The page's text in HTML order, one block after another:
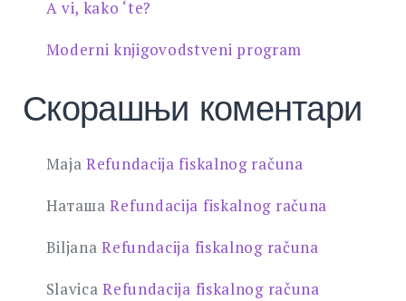
A vi, kako ‘te?
Moderni knjigovodstveni program
Скорашњи коментари
Maja Refundacija fiskalnog računa
Наташа Refundacija fiskalnog računa
Biljana Refundacija fiskalnog računa
Slavica Refundacija fiskalnog računa